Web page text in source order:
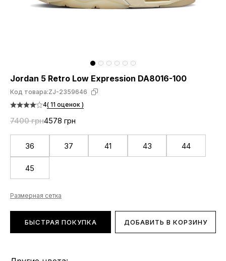
Jordan 5 Retro Low Expression DA8016-100
Код товара:ZJ-2359646
4( 11 оценок )
7400 грн4578 грн
36 37 41 43 44
45
Размерная сетка
БЫСТРАЯ ПОКУПКА ДОБАВИТЬ В КОРЗИНУ